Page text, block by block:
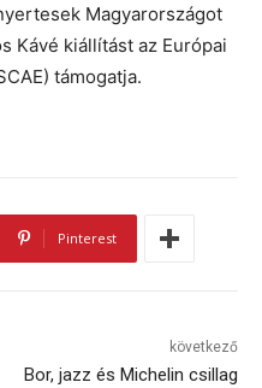
Magyarországot
Kávé kiállítást az Európai
támogatja.
Pinterest
következő
Bor, jazz és Michelin csillag